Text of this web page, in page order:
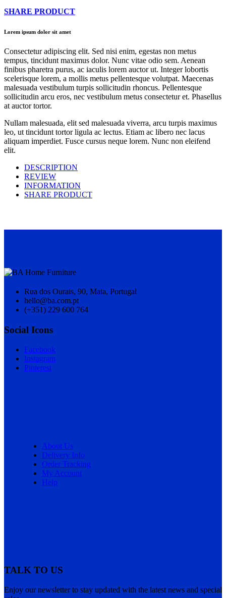
SHARE PRODUCT
Lorem ipsum dolor sit amet
Consectetur adipiscing elit. Sed nisi enim, egestas non metus
tempus, tincidunt maximus dolor. Nunc vitae odio sem. Aenean
finibus pharetra purus, ac iaculis lorem auctor ut. Integer lobortis
scelerisque lorem, a mollis metus pellentesque volutpat. Maecenas
malesuada vestibulum turpis sollicitudin rhoncus. Pellentesque
sollicitudin arcu eros, nec vestibulum metus consectetur et. Phasellus
at auctor tortor.
Nullam malesuada, elit sed malesuada viverra, arcu turpis maximus
leo, ut tincidunt tortor ligula ac lectus. Etiam ac libero nec lacus
aliquam imperdiet. Fusce cursus neque lorem. Nunc non eleifend
elit.
DESCRIPTION
REVIEW
INFORMATION
SHARE PRODUCT
Rua dos Ourais, 90, Maia, Portugal
hello@ba.com.pt
(+351) 229 600 764
Social Icons
Facebook
Instagram
Pinterest
About Us
Delivery Info
Order Tracking
My Account
Help
TALK TO US
Enjoy our newsletter to stay updated with the latest news and special